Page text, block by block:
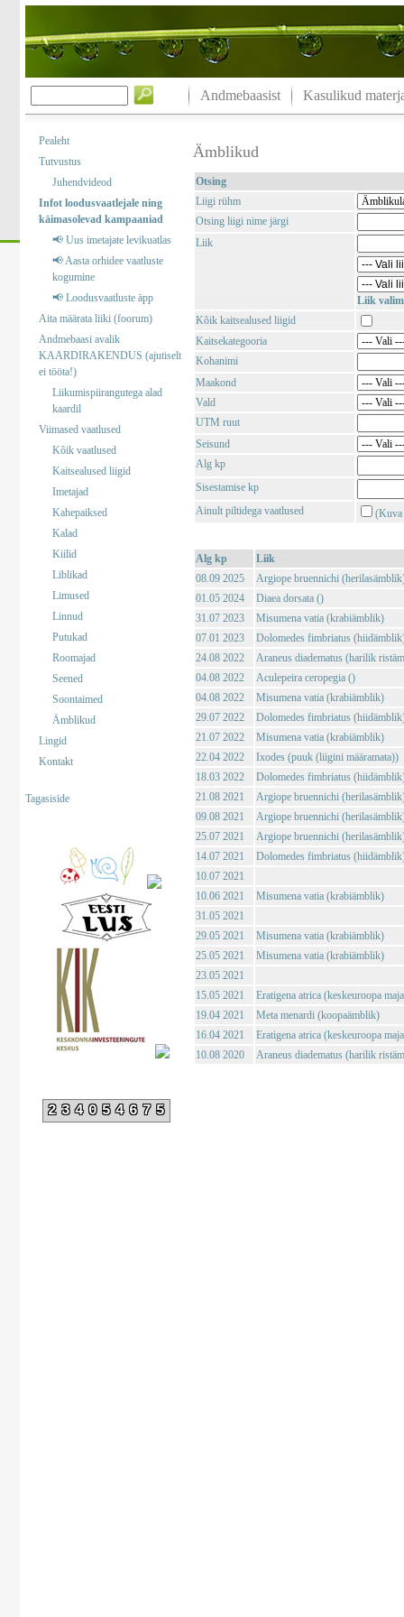
Andmebaasist Kasulikud
Pealeht
Tutvustus
Juhendvideod
Infot loodusvaatlejale ning
käimasolevad kampaaniad
📢 Uus imetajate levikuatlas
📢 Aasta orhidee vaatluste
kogumine
📢 Loodusvaatluste äpp
Aita määrata liiki (foorum)
Andmebaasi avalik
KAARDIRAKENDUS (ajutiselt
ei tööta!)
Liikumispiirangutega alad
kaardil
Viimased vaatlused
Kõik vaatlused
Kaitsealused liigid
Imetajad
Kahepaiksed
Kalad
Kiilid
Liblikad
Limused
Linnud
Putukad
Roomajad
Seened
Soontaimed
Ämblikud
Lingid
Kontakt
Tagasiside
234054675
Ämblikud
Otsing
Liigi rühm
Otsing liigi nime järgi
Liik
Liik
Kõik kaitsealused liigid
Kaitsekategooria
Kohanimi
Maakond
Vald
UTM ruut
Seisund
Alg kp
Sisestamise kp
Ainult piltidega vaatlused
(Kuva
Alg kp
Liik
08.09 2025
Argiope bruennichi
01.05 2024
Diaea dorsata ()
31.07 2023
Misumena vatia (krabiämblik)
07.01 2023
Dolomedes fimbriatus
24.08 2022
Araneus diadematus (harilik
04.08 2022
Aculepeira ceropegia ()
04.08 2022
Misumena vatia (krabiämblik)
29.07 2022
Dolomedes fimbriatus
21.07 2022
Misumena vatia (krabiämblik)
22.04 2022
Ixodes (puuk (liigini määramata))
18.03 2022
Dolomedes fimbriatus
21.08 2021
Argiope bruennichi
09.08 2021
Argiope bruennichi
25.07 2021
Argiope bruennichi
14.07 2021
Dolomedes fimbriatus
10.07 2021
10.06 2021
Misumena vatia (krabiämblik)
31.05 2021
29.05 2021
Misumena vatia (krabiämblik)
25.05 2021
Misumena vatia (krabiämblik)
23.05 2021
15.05 2021
Eratigena atrica (keskeuroopa
19.04 2021
Meta menardi (koopaämblik)
16.04 2021
Eratigena atrica (keskeuroopa
10.08 2020
Araneus diadematus (harilik